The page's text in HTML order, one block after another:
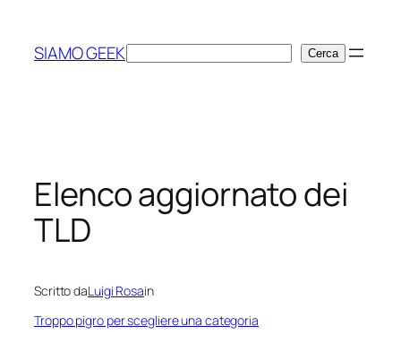
contenuto
SIAMO GEEKCerca Cerca
Elenco aggiornato dei
TLD
Scritto daLuigi Rosain
Troppo pigro per scegliere una categoria